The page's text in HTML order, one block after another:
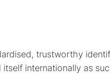
trustworthy
internationally as